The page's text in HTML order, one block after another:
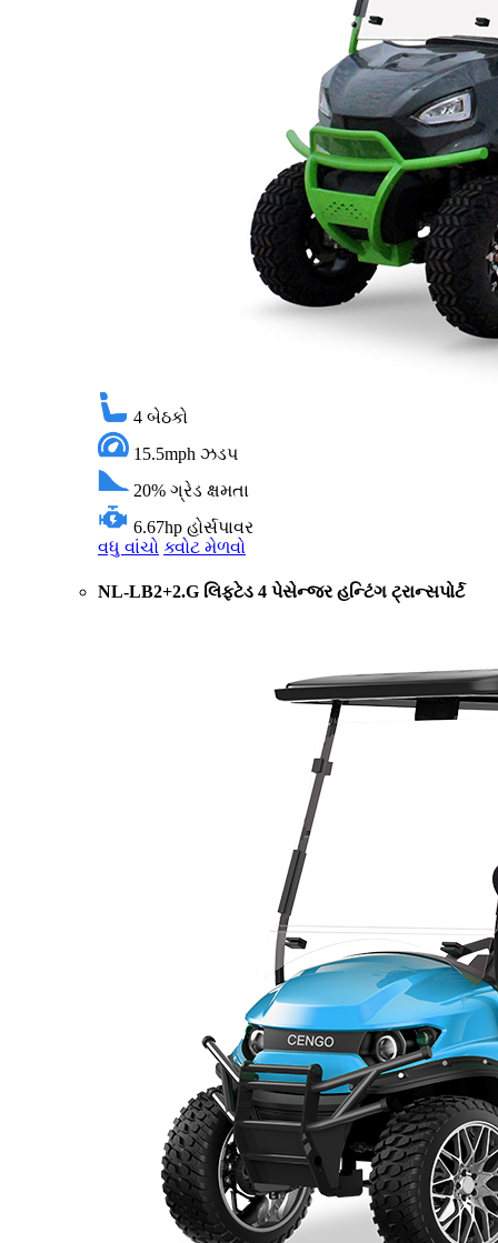
4 બેઠકો
15.5mph ઝડપ
20% ગ્રેડ ક્ષમતા
6.67hp હોર્સપાવર
વધુ વાંચો ક્વોટ મેળવો
NL-LB2+2.G લિફ્ટેડ 4 પેસેન્જર હન્ટિંગ ટ્રાન્સપોર્ટ